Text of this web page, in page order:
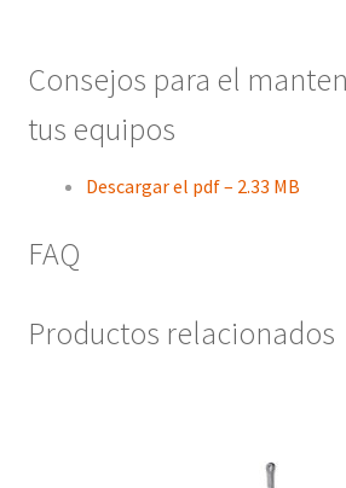
Consejos para el
tus equipos
Descargar el pdf – 2.33 MB
FAQ
Productos relacionados